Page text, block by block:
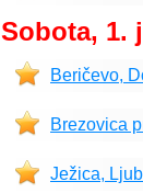
Sobota, 1.
Beričevo,
Brezovica
Ježica,